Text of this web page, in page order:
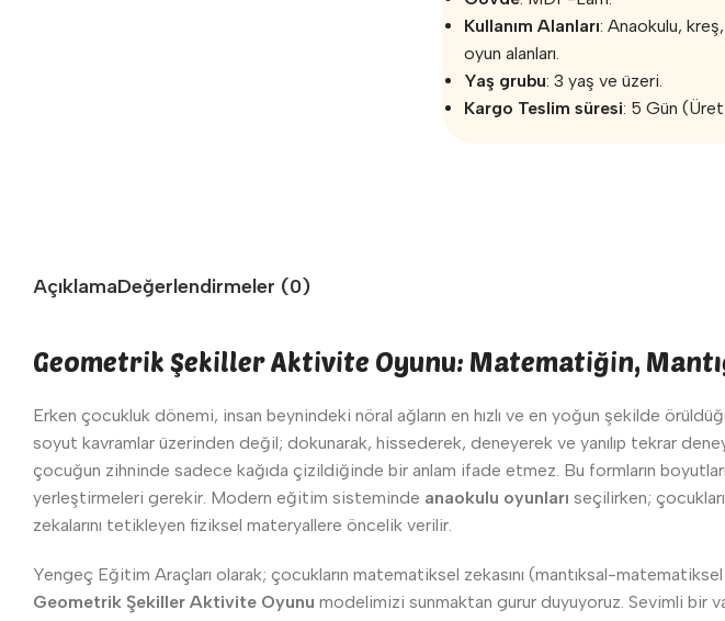
Kullanım Alanları: Anaokulu,
oyun alanları.
Yaş grubu: 3 yaş ve üzeri.
Kargo Teslim süresi: 5 Gün
AçıklamaDeğerlendirmeler (0)
Geometrik Şekiller Aktivite Oyunu: Matematiğin,
Erken çocukluk dönemi, insan beynindeki nöral ağların en hızlı ve en yoğun şekilde
soyut kavramlar üzerinden değil; dokunarak, hissederek, deneyerek ve yanılıp tekrar
çocuğun zihninde sadece kağıda çizildiğinde bir anlam ifade etmez. Bu formların
yerleştirmeleri gerekir. Modern eğitim sisteminde anaokulu oyunları seçilirken;
zekalarını tetikleyen fiziksel materyallere öncelik verilir.
Yengeç Eğitim Araçları olarak; çocukların matematiksel zekasını (mantıksal-
Geometrik Şekiller Aktivite Oyunu modelimizi sunmaktan gurur duyuyoruz. Sevimli bir